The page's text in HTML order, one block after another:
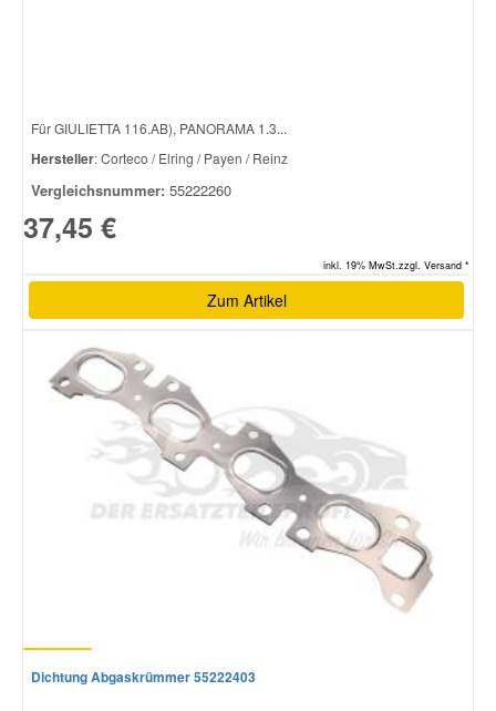
Für GIULIETTA 116.AB), PANORAMA 1.3...
Hersteller: Corteco / Elring / Payen / Reinz
Vergleichsnummer: 55222260
37,45 €
inkl. 19% MwSt.zzgl. Versand *
Zum Artikel
Dichtung Abgaskrümmer 55222403
Smart Ersatzteile
Suzuki Ersatzteile
Vauxhall Ersatzteile
Volvo Ersatzteile